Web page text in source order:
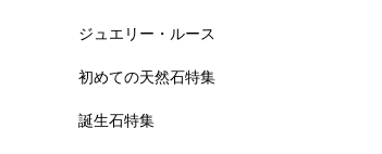
ジュエリー・ルース
初めての天然石特集
誕生石特集